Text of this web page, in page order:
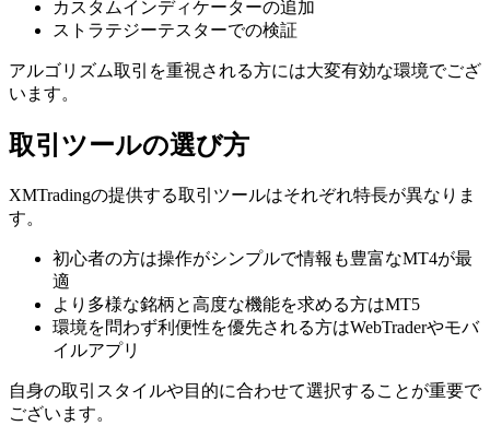
カスタムインディケーターの追加
ストラテジーテスターでの検証
アルゴリズム取引を重視される方には大変有効な環境でござ
います。
取引ツールの選び方
XMTradingの提供する取引ツールはそれぞれ特長が異なりま
す。
初心者の方は操作がシンプルで情報も豊富なMT4が最
適
より多様な銘柄と高度な機能を求める方はMT5
環境を問わず利便性を優先される方はWebTraderやモバ
イルアプリ
自身の取引スタイルや目的に合わせて選択することが重要で
ございます。